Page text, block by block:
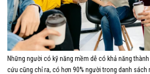
Những người có kỹ năng mềm dễ có khả năng
cứu cũng chỉ ra, có hơn 90% người trong danh sách